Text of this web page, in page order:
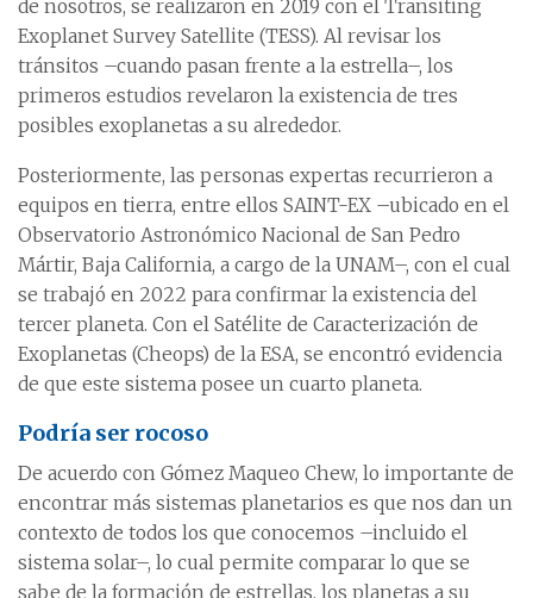
de nosotros, se realizaron en 2019 con el Transiting
Exoplanet Survey Satellite (TESS). Al revisar los
tránsitos –cuando pasan frente a la estrella–, los
primeros estudios revelaron la existencia de tres
posibles exoplanetas a su alrededor.
Posteriormente, las personas expertas recurrieron a
equipos en tierra, entre ellos SAINT-EX –ubicado en el
Observatorio Astronómico Nacional de San Pedro
Mártir, Baja California, a cargo de la UNAM–, con el cual
se trabajó en 2022 para confirmar la existencia del
tercer planeta. Con el Satélite de Caracterización de
Exoplanetas (Cheops) de la ESA, se encontró evidencia
de que este sistema posee un cuarto planeta.
Podría ser rocoso
De acuerdo con Gómez Maqueo Chew, lo importante de
encontrar más sistemas planetarios es que nos dan un
contexto de todos los que conocemos –incluido el
sistema solar–, lo cual permite comparar lo que se
sabe de la formación de estrellas, los planetas a su